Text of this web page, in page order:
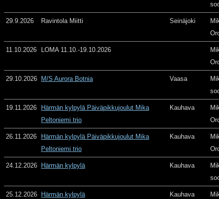
29.9.2026 Ravintola Miitti Seinäjoki
11.10.2026 LOMA 11.10.-19.10.2026
29.10.2026 M/S Aurora Botnia Vaasa
19.11.2026
Härmän kylpylä Päiväpikkujoulut Mika
Peltoniemi trio
Kauhava
26.11.2026
Härmän kylpylä Päiväpikkujoulut Mika
Peltoniemi trio
Kauhava
24.12.2026 Härmän kylpylä Kauhava
25.12.2026 Härmän kylpylä Kauhava